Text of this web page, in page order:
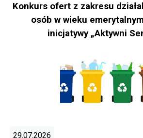
Konkurs ofert z zakresu
osób w wieku
inicjatywy „Aktywni
29.07.2026